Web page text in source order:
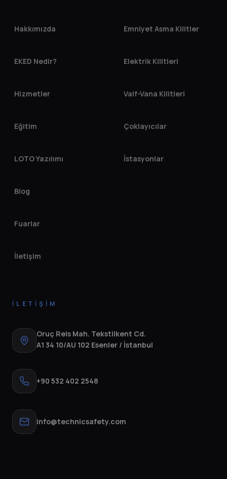
Hakkımızda
EKED Nedir?
Hizmetler
Eğitim
LOTO Yazılımı
Blog
Fuarlar
İletişim
Emniyet Asma Kilitler
Elektrik Kilitleri
Valf-Vana Kilitleri
Çoklayıcılar
İstasyonlar
İLETIŞIM
Oruç Reis Mah. Tekstilkent Cd.
A1 34 10/AU 102 Esenler / İstanbul
+90 532 402 2548
info@technicsafety.com